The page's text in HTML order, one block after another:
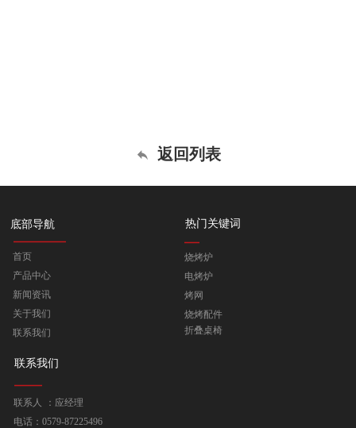
返回列表
底部导航
首页
产品中心
新闻资讯
关于我们
联系我们
热门关键词
烧烤炉
电烤炉
烤网
烧烤配件
折叠桌椅
联系我们
联系人 ：应经理
电话：0579-87225496